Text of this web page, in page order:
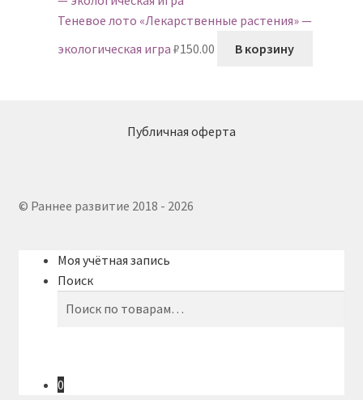
Теневое лото «Лекарственные растения» —
экологическая игра ₽150.00 В корзину
Публичная оферта
© Раннее развитие 2018 - 2026
Моя учётная запись
Поиск
0